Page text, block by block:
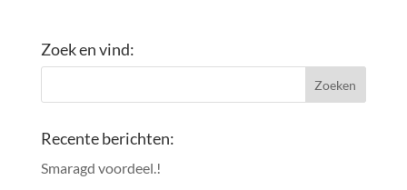
Zoek en vind:
Recente berichten:
Smaragd voordeel.!